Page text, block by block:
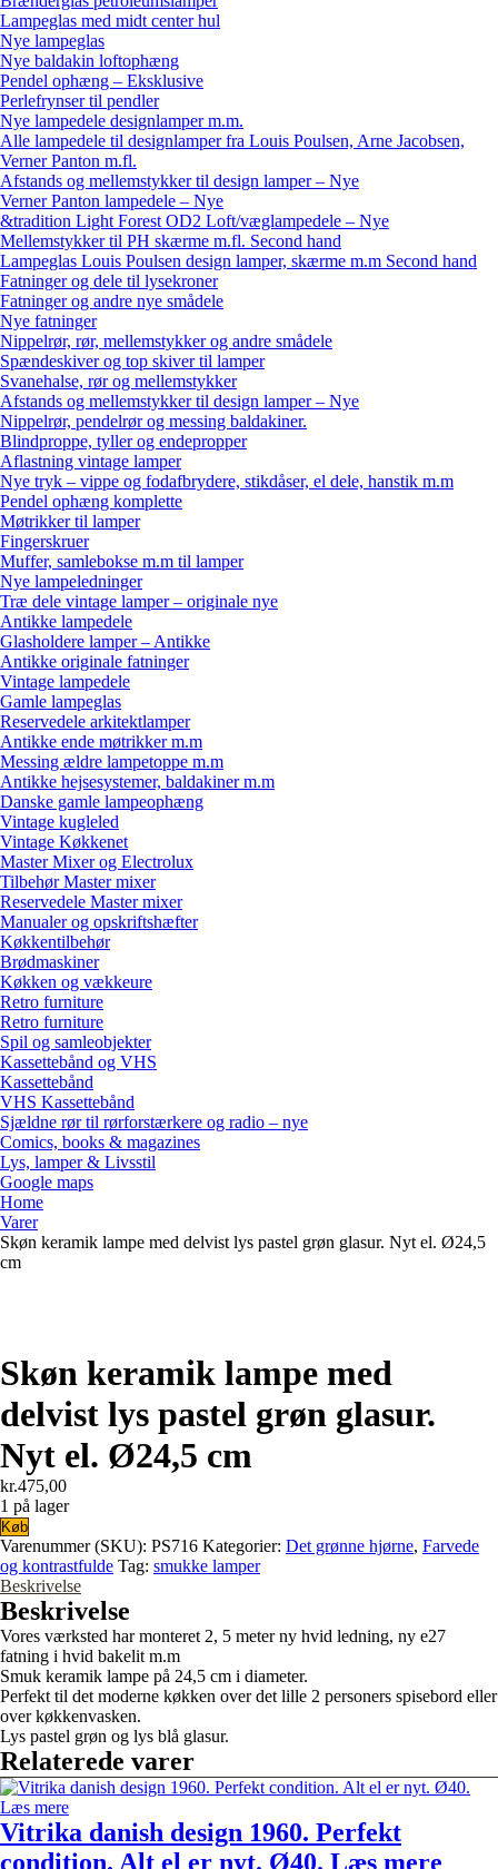
Lampeglas med midt center hul
Nye lampeglas
Nye baldakin loftophæng
Pendel ophæng – Eksklusive
Perlefrynser til pendler
Nye lampedele designlamper m.m.
Alle lampedele til designlamper fra Louis Poulsen, Arne Jacobsen,
Verner Panton m.fl.
Afstands og mellemstykker til design lamper – Nye
Verner Panton lampedele – Nye
&tradition Light Forest OD2 Loft/væglampedele – Nye
Mellemstykker til PH skærme m.fl. Second hand
Lampeglas Louis Poulsen design lamper, skærme m.m Second hand
Fatninger og dele til lysekroner
Fatninger og andre nye smådele
Nye fatninger
Nippelrør, rør, mellemstykker og andre smådele
Spændeskiver og top skiver til lamper
Svanehalse, rør og mellemstykker
Afstands og mellemstykker til design lamper – Nye
Nippelrør, pendelrør og messing baldakiner.
Blindproppe, tyller og endepropper
Aflastning vintage lamper
Nye tryk – vippe og fodafbrydere, stikdåser, el dele, hanstik m.m
Pendel ophæng komplette
Møtrikker til lamper
Fingerskruer
Muffer, samlebokse m.m til lamper
Nye lampeledninger
Træ dele vintage lamper – originale nye
Antikke lampedele
Glasholdere lamper – Antikke
Antikke originale fatninger
Vintage lampedele
Gamle lampeglas
Reservedele arkitektlamper
Antikke ende møtrikker m.m
Messing ældre lampetoppe m.m
Antikke hejsesystemer, baldakiner m.m
Danske gamle lampeophæng
Vintage kugleled
Vintage Køkkenet
Master Mixer og Electrolux
Tilbehør Master mixer
Reservedele Master mixer
Manualer og opskriftshæfter
Køkkentilbehør
Brødmaskiner
Køkken og vækkeure
Retro furniture
Retro furniture
Spil og samleobjekter
Kassettebånd og VHS
Kassettebånd
VHS Kassettebånd
Sjældne rør til rørforstærkere og radio – nye
Comics, books & magazines
Lys, lamper & Livsstil
Google maps
Home
Varer
Skøn keramik lampe med delvist lys pastel grøn glasur. Nyt el. Ø24,5
cm
Skøn keramik lampe med
delvist lys pastel grøn glasur.
Nyt el. Ø24,5 cm
kr.475,00
1 på lager
Skøn
keramik
lampe
med
delvist
lys
pastel
grøn
glasur.
Nyt
el.
Ø24,5
cm
antal
Køb
Varenummer (SKU): PS716 Kategorier: Det grønne hjørne, Farvede
og kontrastfulde Tag: smukke lamper
Beskrivelse
Beskrivelse
Vores værksted har monteret 2, 5 meter ny hvid ledning, ny e27
fatning i hvid bakelit m.m
Smuk keramik lampe på 24,5 cm i diameter.
Perfekt til det moderne køkken over det lille 2 personers spisebord eller
over køkkenvasken.
Lys pastel grøn og lys blå glasur.
Relaterede varer
Vitrika danish design 1960. Perfekt
condition. Alt el er nyt. Ø40. Læs mere